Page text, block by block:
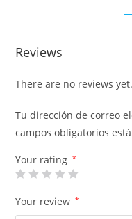
Reviews
There are no reviews yet.
Tu dirección de correo
campos obligatorios
Your rating *
Your review *